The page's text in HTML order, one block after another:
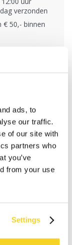
ads, to
our traffic.
of our site with
partners who
you’ve
from your use
Settings
verzonden
€ 50,- binnen
breedte x